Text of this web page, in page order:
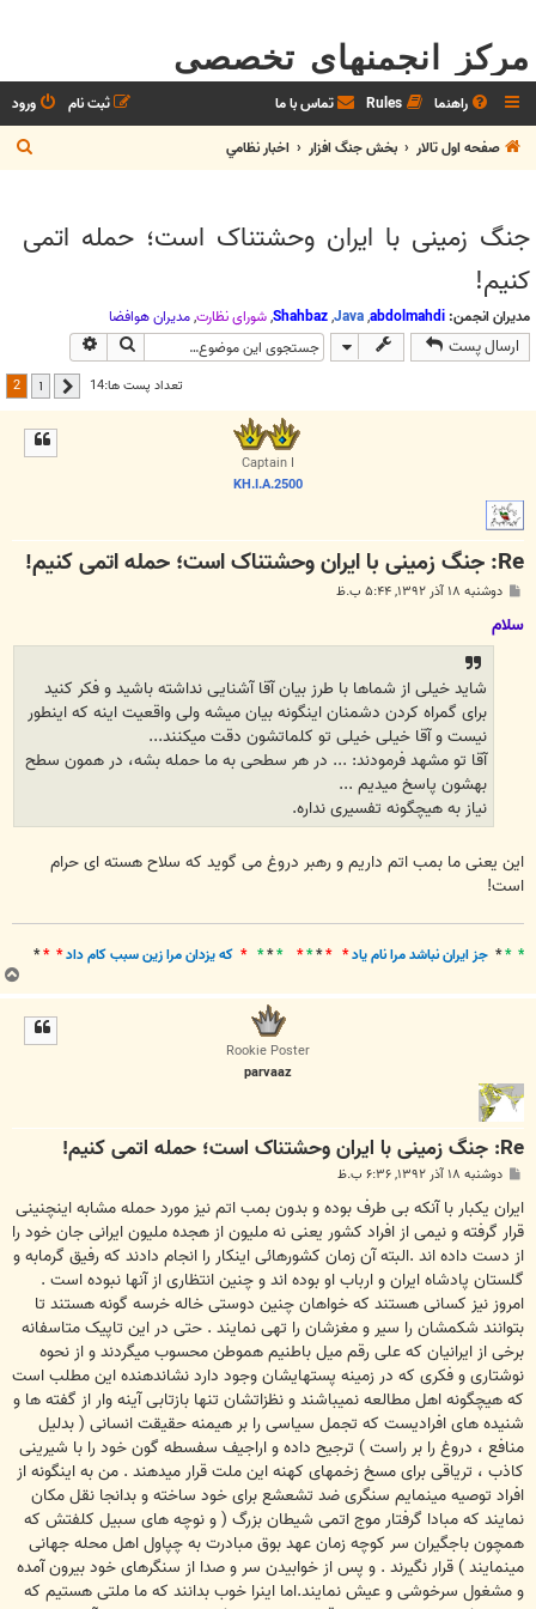
مرکز انجمنهای تخصصی
راهنما Rules تماس با ما ورود
ثبت نام
صفحه اول تالار
بخش جنگ افزار اخبار نظامي
س
جنگ زمینی با ایران وحشتناک است؛ حمله اتمی
کنیم!
مدیران انجمن: abdolmahdi
,
Java
,
Shahbaz
,شوراي نظارت,مديران هوافضا
ارسال پست جستجو
تعداد پست ها:14 قبلی 1
2
Captain I
KH.I.A.2500
Re: جنگ زمینی با ایران وحشتناک است؛ حمله اتمی کنیم!
ت
دوشنبه ۱۸ آذر ۱۳۹۲, ۵:۴۴ ب.ظ
سلام
شاید خیلی از شماها با طرز بیان آقا آشنایی نداشته باشید و فکر کنید
برای گمراه کردن دشمنان اینگونه بیان میشه ولی واقعیت اینه که اینطور
نیست و آقا خیلی خیلی تو کلماتشون دقت میکنند...
آقا تو مشهد فرمودند: ... در هر سطحی به ما حمله بشه، در همون سطح
بهشون پاسخ میدیم ...
نیاز به هیچگونه تفسیری نداره.
این یعنی ما بمب اتم داریم و رهبر دروغ می گوید که سلاح هسته ای حرام
است!
* *
* جز ايران نباشد مرا نام ياد* *
*
*
*
*
*
*
* که يزدان مرا زين سبب کام داد* *
*
Rookie Poster
parvaaz
Re: جنگ زمینی با ایران وحشتناک است؛ حمله اتمی کنیم!
ت
دوشنبه ۱۸ آذر ۱۳۹۲, ۶:۳۶ ب.ظ
ایران یکبار با آنکه بی طرف بوده و بدون بمب اتم نیز مورد حمله مشابه اینچنینی
قرار گرفته و نیمی از افراد کشور یعنی نه ملیون از هجده ملیون ایرانی جان خود را
از دست داده اند .البته آن زمان کشورهائی اینکار را انجام دادند که رفیق گرمابه و
گلستان پادشاه ایران و ارباب او بوده اند و چنین انتظاری از آنها نبوده است .
امروز نیز کسانی هستند که خواهان چنین دوستی خاله خرسه گونه هستند تا
بتوانند شکمشان را سیر و مغزشان را تهی نمایند . حتی در این تاپیک متاسفانه
برخی از ایرانیان که علی رقم میل باطنیم هموطن محسوب میگردند و از نحوه
نوشتاری و فکری که در زمینه پستهایشان وجود دارد نشاندهنده این مطلب است
که هیچگونه اهل مطالعه نمیباشند و نظزاتشان تنها بازتابی آینه وار از گفته ها و
شنیده های افرادیست که تجمل سیاسی را بر هیمنه حقیقت انسانی ( بدلیل
منافع ، دروغ را بر راست ) ترجیح داده و اراجیف سفسطه گون خود را با شیرینی
کاذب ، تریاقی برای مسخ زخمهای کهنه این ملت قرار میدهند . من به اینگونه از
افراد توصیه مینمایم سنگری ضد تشعشع برای خود ساخته و بدانجا نقل مکان
نمایند که مبادا گرفتار موج اتمی شیطان بزرگ ( و نوچه های سبیل کلفتش که
همچون باجگیران سر کوچه زمان عهد بوق مبادرت به چپاول اهل محله جهانی
مینمایند ) قرار نگیرند . و پس از خوابیدن سر و صدا از سنگرهای خود بیرون آمده
و مشغول سرخوشی و عیش نمایند.اما اینرا خوب بدانند که ما ملتی هستیم که